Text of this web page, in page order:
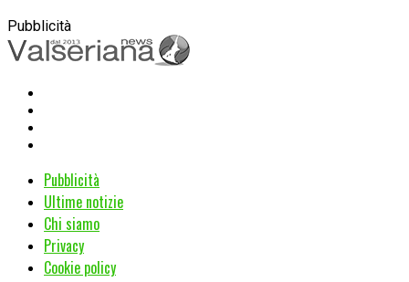
Pubblicità
Pubblicità
Ultime notizie
Chi siamo
Privacy
Cookie policy